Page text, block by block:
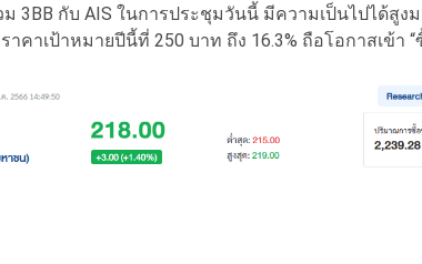
3BB กับ AIS ในการประชุมวันนี้ มีความเป็นไปได้สู
คาเป้าหมายปีนี้ที่ 250 บาท ถึง 16.3% ถือโอกาสเข้า “